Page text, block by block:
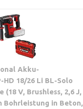
Akku-
HD 18/26 Li BL-Solo
(18 V, Brushless, 2,6 J,
Bohrleistung in Beton,